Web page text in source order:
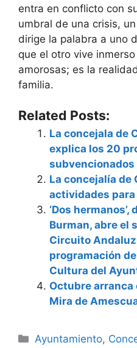
entra en conflicto con
umbral de una crisis,
dirige la palabra a uno
que el otro vive
amorosas; es la
familia.
Related Posts:
La concejala de
explica los 20
subvencionados
La concejalía de
actividades
‘Dos
Burman, abre el
Circuito Andaluz
programación
Cultura del
Octubre arranca
Mira de
Categorías
Ayuntamiento,